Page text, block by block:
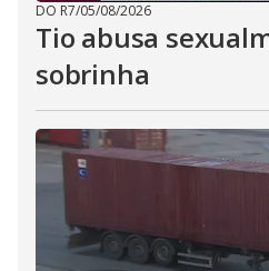
DO R7/05/08/2026
Tio abusa
sobrinha